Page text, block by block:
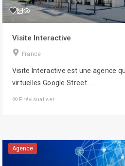
Visite Interactive
France
Visite Interactive est une agence
virtuelles Google Street ...
Prévisualiser
Agence